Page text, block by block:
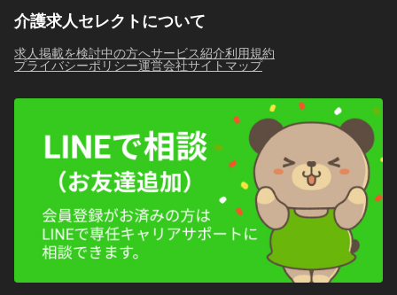
介護求人セレクトについて
求人掲載を検討中の方へサービス紹介利用規約
プライバシーポリシー運営会社サイトマップ